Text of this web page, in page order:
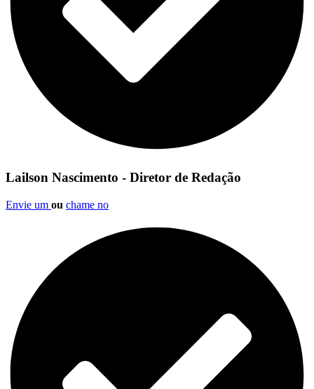
Lailson Nascimento - Diretor de Redação
Envie um ou chame no